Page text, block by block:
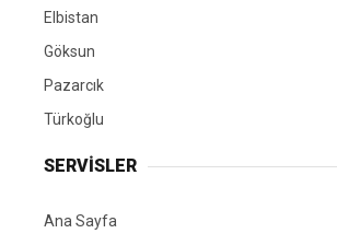
Elbistan
Göksun
Pazarcık
Türkoğlu
SERVİSLER
Ana Sayfa